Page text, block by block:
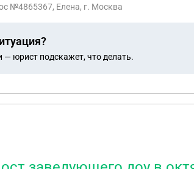
смогу свою какую-то долю отсудить,
№4865367, Елена, г. Москва
— юрист подскажет, что делать.